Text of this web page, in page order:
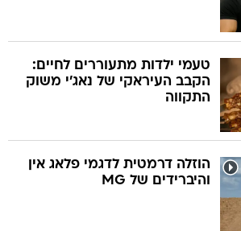
טעמי ילדות מתעוררים לחיים:
הקבב העיראקי של נאג׳י משוק
התקווה
הוזלה דרמטית לדגמי פלאג אין
והיברידים של MG